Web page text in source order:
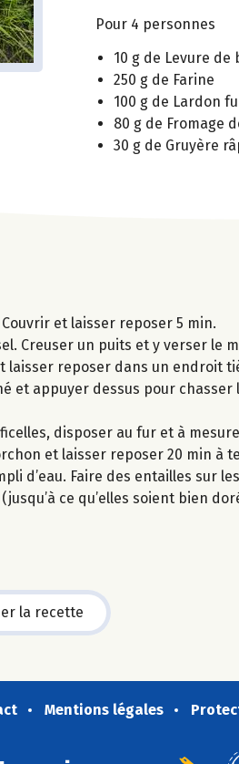
Pour 4 personnes
10 g de Levure de
250 g de Farine
100 g de Lardon
80 g de Fromage
30 g de Gruyère
et laisser reposer 5 min.
Creuser un puits et y verser le
laisser reposer dans un endroit
et appuyer dessus pour
disposer au fur et à
et laisser reposer 20 min à
d’eau. Faire des entailles sur
ce qu’elles soient bien
la recette
Mentions légales